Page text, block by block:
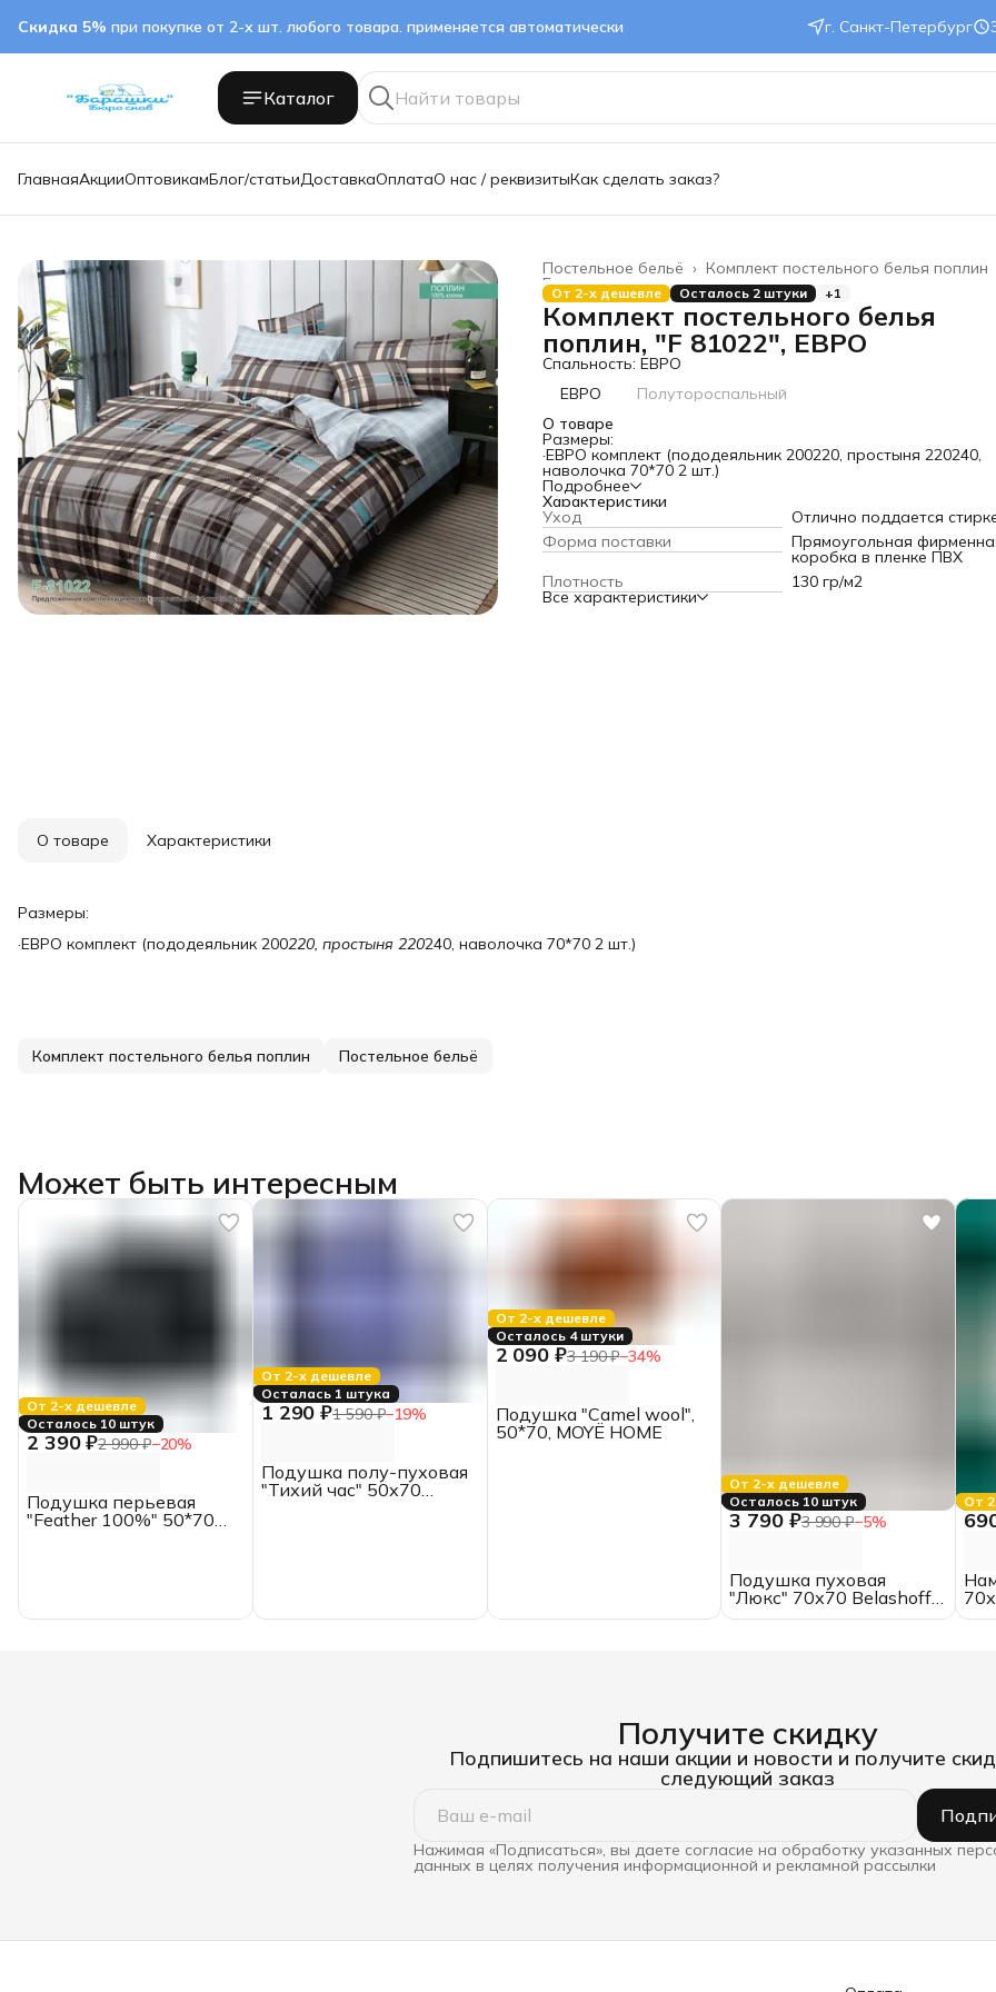
Скидка 5% при покупке от 2-х шт. любого товара. применяется автоматически г. Санкт-Петербург
Каталог
ГлавнаяАкцииОптовикамБлог/статьиДоставкаОплатаО нас / реквизитыКак сделать заказ?
Комплект постельного белья поплин
Постельное бельё ›
Главная ›
От 2-х дешевле Осталось 2 штуки +1
Комплект постельного белья
поплин, "F 81022", ЕВРО
Спальность: ЕВРО
ЕВРО
Полутороспальный
О товаре
Размеры:
·ЕВРО комплект (пододеяльник 200220, простыня 220240,
наволочка 70*70 2 шт.)
Подробнее
Характеристики
Уход
Отлично поддается
Форма поставки
Прямоугольная
коробка в пленке ПВХ
Плотность
130 гр/м2
Все характеристики
О товаре Характеристики
Размеры:
·ЕВРО комплект (пододеяльник 200220, простыня 220240, наволочка 70*70 2 шт.)
Комплект постельного белья поплин Постельное бельё
Может быть интересным
От 2-х дешевле
Осталось 10 штук
2 390 ₽2 990 ₽−20%
Подушка перьевая
"Feather 100%" 50*70
От 2-х дешевле
Осталась 1 штука
1 290 ₽1 590 ₽−19%
Подушка полу-пуховая
"Тихий час" 50х70
От 2-х дешевле
Осталось 4 штуки
2 090 ₽3 190 ₽−34%
Подушка "Camel wool",
50*70, MOYЁ HOME
От 2-х дешевле
Осталось 10 штук
3 790 ₽3 990 ₽−5%
Подушка пуховая
"Люкс" 70х70 Belashoff
высокая
От
Получите скидку
Подпишитесь на наши акции и новости и получите
следующий заказ
Нажимая «Подписаться», вы даете согласие на обработку указанных
данных в целях получения информационной и рекламной рассылки